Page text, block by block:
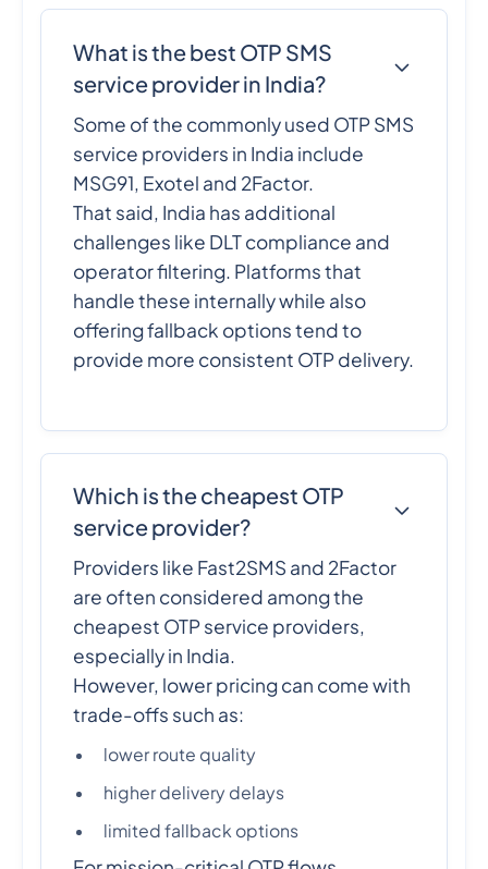
What is the best OTP SMS
service provider in India?
Some of the commonly used OTP SMS
service providers in India include
MSG91, Exotel and 2Factor.
That said, India has additional
challenges like DLT compliance and
operator filtering. Platforms that
handle these internally while also
offering fallback options tend to
provide more consistent OTP delivery.
Which is the cheapest OTP
service provider?
Providers like Fast2SMS and 2Factor
are often considered among the
cheapest OTP service providers,
especially in India.
However, lower pricing can come with
trade-offs such as:
lower route quality
higher delivery delays
limited fallback options